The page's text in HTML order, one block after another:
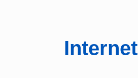
Internet